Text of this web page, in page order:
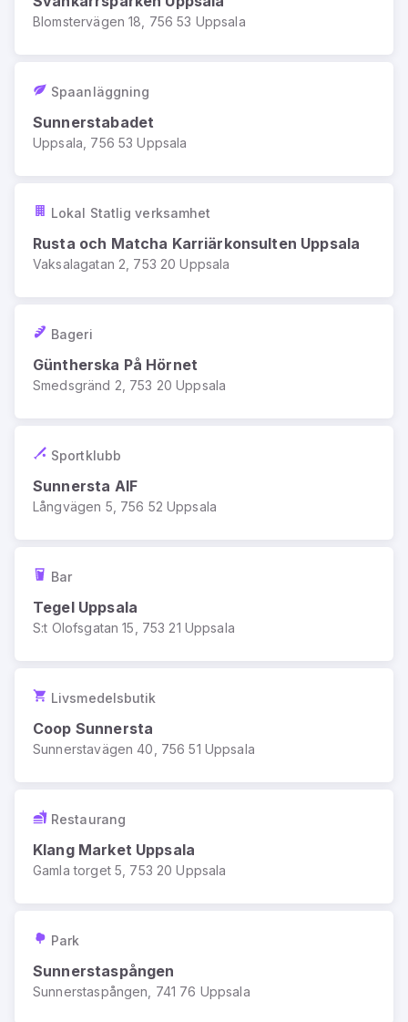
Blomstervägen 18, 756 53 Uppsala
Spaanläggning
Sunnerstabadet
Uppsala, 756 53 Uppsala
Lokal Statlig verksamhet
Rusta och Matcha Karriärkonsulten Uppsala
Vaksalagatan 2, 753 20 Uppsala
Bageri
Güntherska På Hörnet
Smedsgränd 2, 753 20 Uppsala
Sportklubb
Sunnersta AIF
Långvägen 5, 756 52 Uppsala
Bar
Tegel Uppsala
S:t Olofsgatan 15, 753 21 Uppsala
Livsmedelsbutik
Coop Sunnersta
Sunnerstavägen 40, 756 51 Uppsala
Restaurang
Klang Market Uppsala
Gamla torget 5, 753 20 Uppsala
Park
Sunnerstaspången
Sunnerstaspången, 741 76 Uppsala